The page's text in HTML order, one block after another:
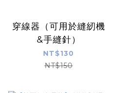
穿線器（可用於縫紉機
&手縫針）
NT$130
NT$150